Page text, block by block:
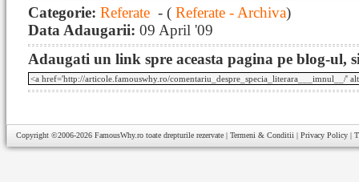
Categorie: Referate - ( Referate - Archiva)
Data Adaugarii: 09 April '09
Adaugati un link spre aceasta pagina pe blog-ul,
Copyright ©2006-2026 FamousWhy.ro toate drepturile rezervate | Termeni & Conditii | Privacy Policy |